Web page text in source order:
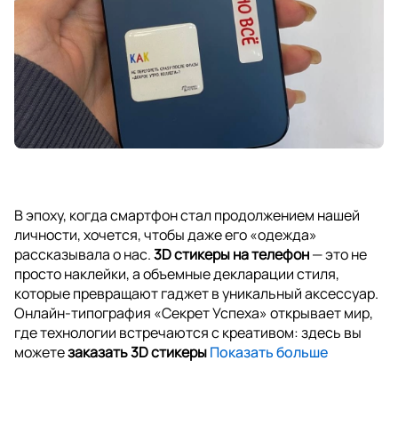
В эпоху, когда смартфон стал продолжением нашей
личности, хочется, чтобы даже его «одежда»
рассказывала о нас.3D стикеры на телефон— это не
просто наклейки, а объемные декларации стиля,
которые превращают гаджет в уникальный аксессуар.
Онлайн-типография «Секрет Успеха» открывает мир,
где технологии встречаются с креативом: здесь вы
можетезаказать 3D стикерыПоказать больше